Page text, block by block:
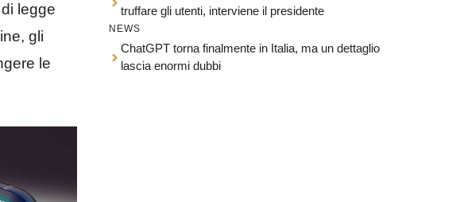
legge
gli
le
truffare gli utenti, interviene il presidente
NEWS
ChatGPT torna finalmente in Italia, ma un dettaglio
lascia enormi dubbi